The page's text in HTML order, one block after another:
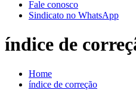
Fale conosco
Sindicato no WhatsApp
índice de
Home
índice de correção